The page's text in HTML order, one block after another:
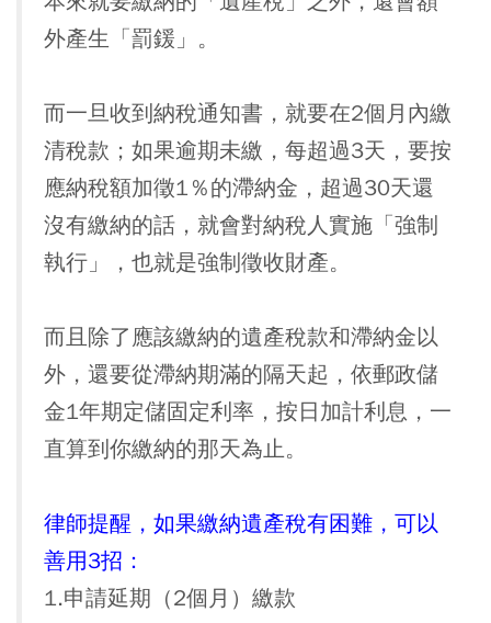
外產生「罰鍰」。
而一旦收到納稅通知書，就要在2個月內繳
清稅款；如果逾期未繳，每超過3天，要按
應納稅額加徵1％的滯納金，超過30天還
沒有繳納的話，就會對納稅人實施「強制
執行」，也就是強制徵收財產。
而且除了應該繳納的遺產稅款和滯納金以
外，還要從滯納期滿的隔天起，依郵政儲
金1年期定儲固定利率，按日加計利息，一
直算到你繳納的那天為止。
律師提醒，如果繳納遺產稅有困難，可以
善用3招：
1.申請延期（2個月）繳款